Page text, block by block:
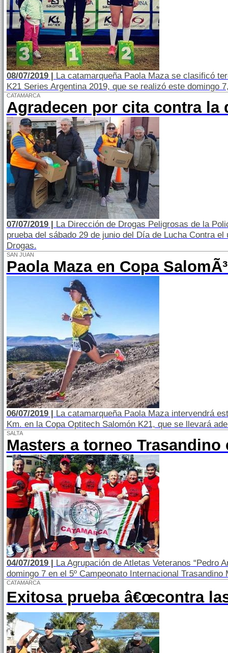
08/07/2019 | La catamarqueña Paola Maza se clasificó
K21 Series Argentina 2019, que se realizó este domingo
CATAMARCA
Agradecen por cita contra la
07/07/2019 | La Dirección de Drogas Peligrosas de la
prueba del sábado 29 de junio del Día de Lucha Contra
Drogas.
SAN JUAN
Paola Maza en Copa
06/07/2019 | La catamarqueña Paola Maza intervendrá
Km. en la Copa Optitech Salomón K21, que se llevará
SALTA
Masters a torneo Trasandino
04/07/2019 | La Agrupación de Atletas Veteranos “Pedro
domingo 7 en el 5º Campeonato Internacional
CATAMARCA
Exitosa prueba â€œcontra las